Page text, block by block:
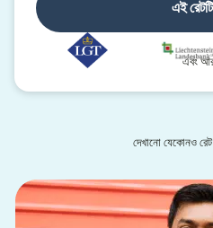
এই
এবং
দেখানো যেকোনও রেট